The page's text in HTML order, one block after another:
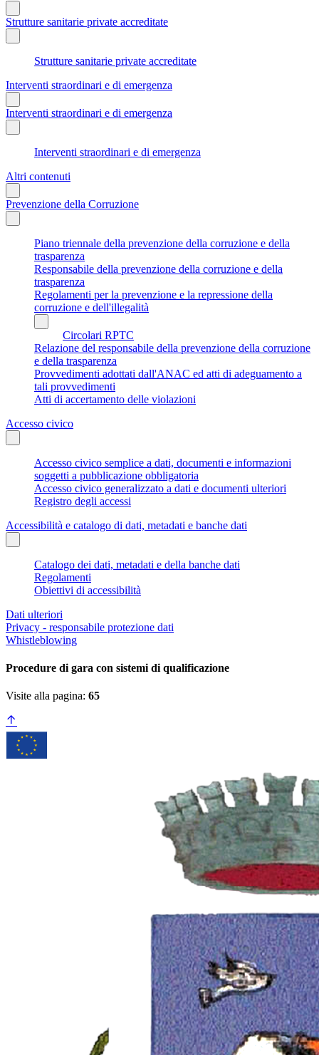
Strutture sanitarie private accreditate
Strutture sanitarie private accreditate
Interventi straordinari e di emergenza
Interventi straordinari e di emergenza
Interventi straordinari e di emergenza
Altri contenuti
Prevenzione della Corruzione
Piano triennale della prevenzione della corruzione e della
trasparenza
Responsabile della prevenzione della corruzione e della
trasparenza
Regolamenti per la prevenzione e la repressione della
corruzione e dell'illegalità
Circolari RPTC
Relazione del responsabile della prevenzione della corruzione
e della trasparenza
Provvedimenti adottati dall'ANAC ed atti di adeguamento a
tali provvedimenti
Atti di accertamento delle violazioni
Accesso civico
Accesso civico semplice a dati, documenti e informazioni
soggetti a pubblicazione obbligatoria
Accesso civico generalizzato a dati e documenti ulteriori
Registro degli accessi
Accessibilità e catalogo di dati, metadati e banche dati
Catalogo dei dati, metadati e della banche dati
Regolamenti
Obiettivi di accessibilità
Dati ulteriori
Privacy - responsabile protezione dati
Whistleblowing
Procedure di gara con sistemi di qualificazione
Visite alla pagina: 65